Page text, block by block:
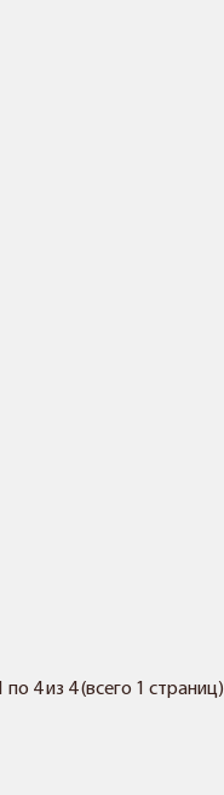
по 4 из 4 (всего 1 страниц)